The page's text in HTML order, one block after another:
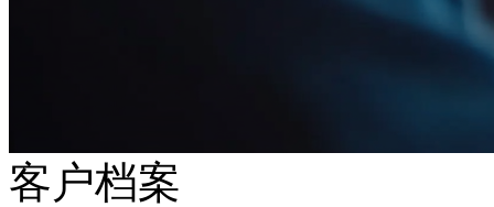
客户档案